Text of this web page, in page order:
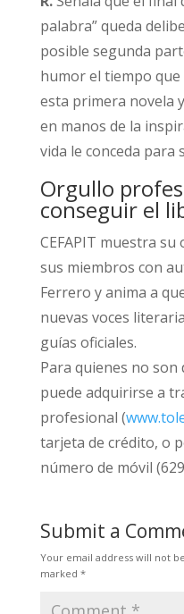
palabra” queda
posible segunda
humor el tiempo
esta primera novela
en manos de la
vida le conceda para
Orgullo
conseguir el
CEFAPIT muestra
sus miembros con
Ferrero y anima a
nuevas voces
guías oficiales.​
Para quienes no son
puede adquirirse a
profesional (
tarjeta de crédito, o
número de móvil
Submit a
Your email address will not
marked *